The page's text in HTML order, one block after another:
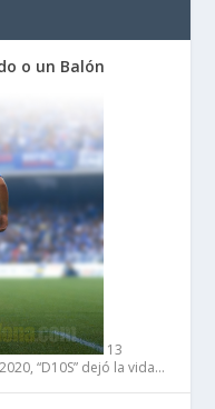
o un Balón
13
“D10S” dejó la vida…